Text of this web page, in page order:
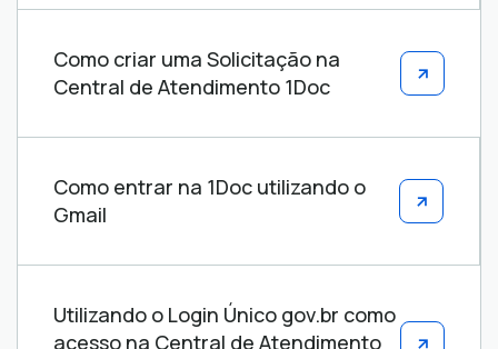
Como criar uma Solicitação na
Central de Atendimento 1Doc
Como entrar na 1Doc utilizando o
Gmail
Utilizando o Login Único gov.br como
acesso na Central de Atendimento